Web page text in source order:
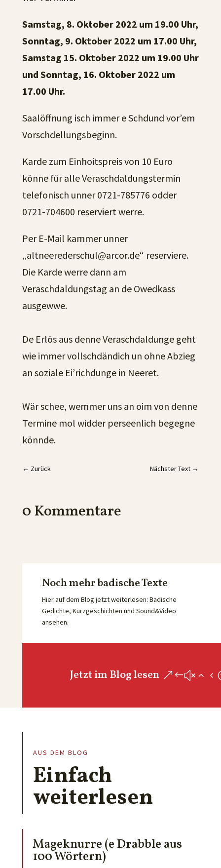
Samstag, 8. Oktober 2022 um 19.00 Uhr,
Sonntag, 9. Oktober 2022 um 17.00 Uhr,
Samstag 15. Oktober 2022 um 19.00 Uhr
und Sonntag, 16. Oktober 2022 um
17.00 Uhr.
Saalöffnung isch immer e Schdund vor’em
Vorschdellungsbeginn.
Karde zum Einhoitspreis von 10 Euro
könne für alle Veraschdaldungstermin
telefonisch unner 0721-785776 odder
0721-704600 reserviert werre.
Per E-Mail kammer unner
„altneerederschul@arcor.de“ reserviere.
Die Karde werre dann am
Veraschdaldungstag an de Owedkass
ausgewwe.
De Erlös aus denne Veraschdaldunge geht
wie immer vollschdändich un ohne Abzieg
an soziale Ei’richdunge in Neeret.
Wär schee, wemmer uns an oim von denne
Termine mol widder perseenlich begegne
könnde.
← Zurück Nächster Text →
0 Kommentare
Noch mehr badische Texte
Hier auf dem Blog jetzt weiterlesen: Badische
Gedichte, Kurzgeschichten und Sound&Video
ansehen.
Jetzt im Blog lesen
AUS DEM BLOG
Einfach
weiterlesen
Mageknurre (e Drabble aus
100 Wörtern)